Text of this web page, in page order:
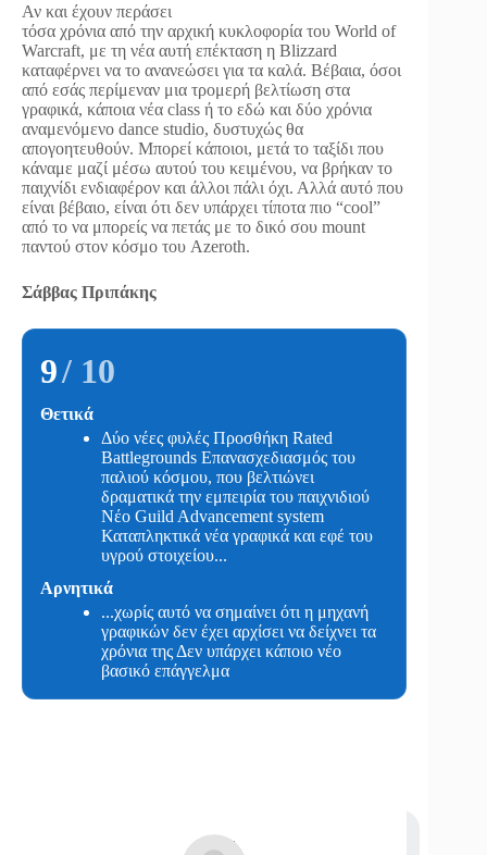
Αν και έχουν περάσει
τόσα χρόνια από την αρχική κυκλοφορία του World of
Warcraft, με τη νέα αυτή επέκταση η Blizzard
καταφέρνει να το ανανεώσει για τα καλά. Βέβαια, όσοι
από εσάς περίμεναν μια τρομερή βελτίωση στα
γραφικά, κάποια νέα class ή το εδώ και δύο χρόνια
αναμενόμενο dance studio, δυστυχώς θα
απογοητευθούν. Μπορεί κάποιοι, μετά το ταξίδι που
κάναμε μαζί μέσω αυτού του κειμένου, να βρήκαν το
παιχνίδι ενδιαφέρον και άλλοι πάλι όχι. Αλλά αυτό που
είναι βέβαιο, είναι ότι δεν υπάρχει τίποτα πιο “cool”
από το να μπορείς να πετάς με το δικό σου mount
παντού στον κόσμο του Azeroth.
Σάββας Πριπάκης
9/ 10
Θετικά
Δύο νέες φυλές Προσθήκη Rated
Battlegrounds Επανασχεδιασμός του
παλιού κόσμου, που βελτιώνει
δραματικά την εμπειρία του παιχνιδιού
Νέο Guild Advancement system
Καταπληκτικά νέα γραφικά και εφέ του
υγρού στοιχείου...
Αρνητικά
...χωρίς αυτό να σημαίνει ότι η μηχανή
γραφικών δεν έχει αρχίσει να δείχνει τα
χρόνια της Δεν υπάρχει κάποιο νέο
βασικό επάγγελμα